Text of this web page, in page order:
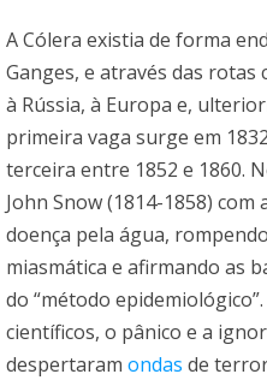
A Cólera existia de forma
Ganges, e através das
à Rússia, à Europa e,
primeira vaga surge em
terceira entre 1852 e 1860.
John Snow (1814-1858)
doença pela água,
miasmática e afirmando as
do “método
científicos, o pânico e a
despertaram ondas de